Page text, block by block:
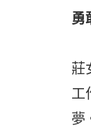
勇
莊
工
夢